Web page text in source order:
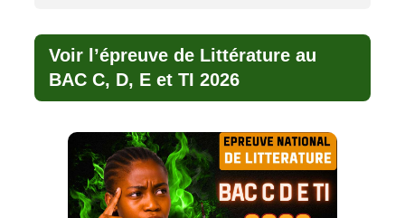
Voir l’épreuve de Littérature au
BAC C, D, E et TI 2026